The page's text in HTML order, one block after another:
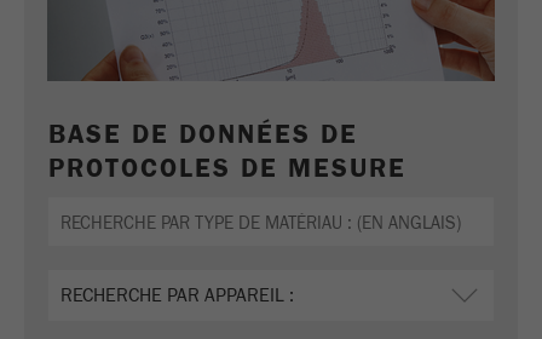
BASE DE DONNÉES DE
PROTOCOLES DE MESURE